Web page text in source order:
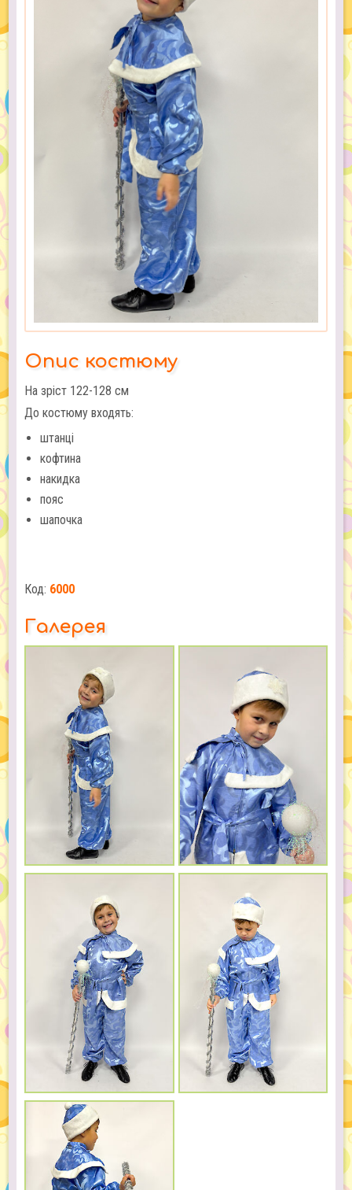
Опис костюму
На зріст 122-128 см
До костюму входять:
штанці
кофтина
накидка
пояс
шапочка
Код: 6000
Галерея